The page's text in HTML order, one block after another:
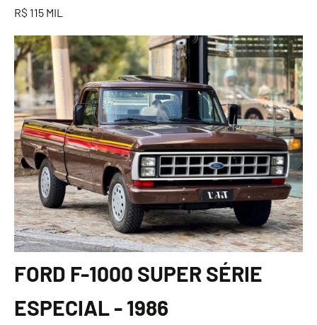
R$ 115 MIL
FORD F-1000 SUPER SÉRIE
ESPECIAL - 1986